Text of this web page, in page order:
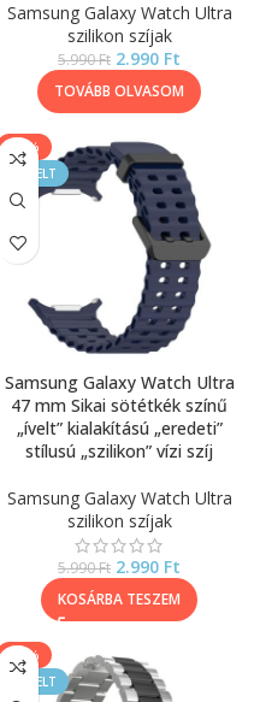
Samsung Galaxy Watch Ultra
szilikon szíjak
5.990Ft 2.990 Ft
TOVÁBB OLVASOM
-50%
KIEMELT
Samsung Galaxy Watch Ultra
47 mm Sikai sötétkék színű
„ívelt” kialakítású „eredeti”
stílusú „szilikon” vízi szíj
Samsung Galaxy Watch Ultra
szilikon szíjak
5.990Ft 2.990 Ft
KOSÁRBA TESZEM
-17%
KIEMELT